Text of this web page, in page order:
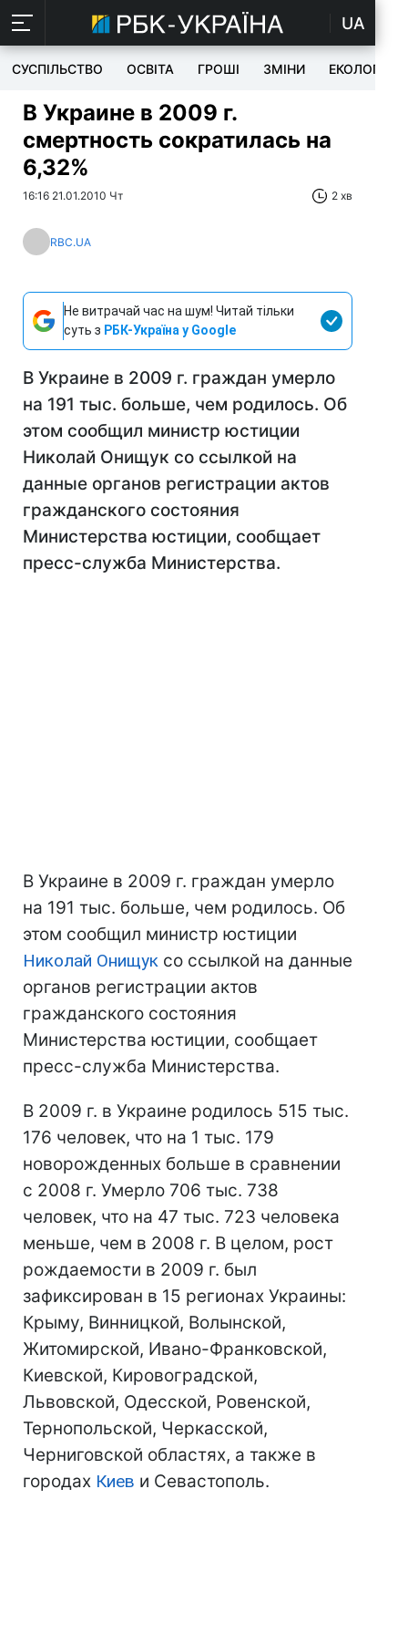
UA
СУСПІЛЬСТВО ОСВІТА ГРОШІ ЗМІНИ ЕКОЛОГІЯ
В Украине в 2009 г.
смертность сократилась на
6,32%
16:16 21.01.2010 Чт 2 хв
RBC.UA
Не витрачай час на шум! Читай тільки
суть з РБК-Україна у Google
В Украине в 2009 г. граждан умерло
на 191 тыс. больше, чем родилось. Об
этом сообщил министр юстиции
Николай Онищук со ссылкой на
данные органов регистрации актов
гражданского состояния
Министерства юстиции, сообщает
пресс-служба Министерства.
В Украине в 2009 г. граждан умерло
на 191 тыс. больше, чем родилось. Об
этом сообщил министр юстиции
Николай Онищук со ссылкой на данные
органов регистрации актов
гражданского состояния
Министерства юстиции, сообщает
пресс-служба Министерства.
В 2009 г. в Украине родилось 515 тыс.
176 человек, что на 1 тыс. 179
новорожденных больше в сравнении
с 2008 г. Умерло 706 тыс. 738
человек, что на 47 тыс. 723 человека
меньше, чем в 2008 г. В целом, рост
рождаемости в 2009 г. был
зафиксирован в 15 регионах Украины:
Крыму, Винницкой, Волынской,
Житомирской, Ивано-Франковской,
Киевской, Кировоградской,
Львовской, Одесской, Ровенской,
Тернопольской, Черкасской,
Черниговской областях, а также в
городах Киев и Севастополь.